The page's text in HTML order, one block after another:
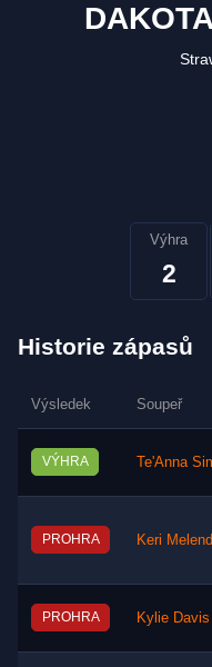
Výhra
2
Historie zápasů
Výsledek Soupeř
VÝHRA Te'Anna
PROHRA Keri
PROHRA Kylie Davis